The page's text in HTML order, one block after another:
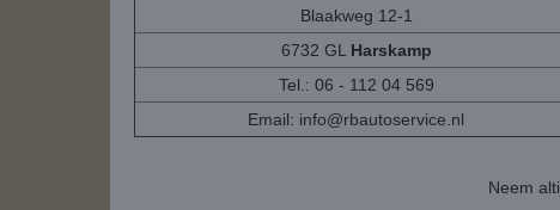
Blaakweg 12-1
6732 GL Harskamp
Tel.: 06 - 112 04 569
Email: info@rbautoservice.nl
Neem